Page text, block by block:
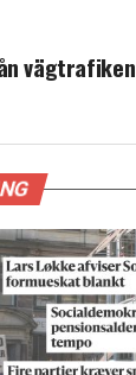
vägtrafiken